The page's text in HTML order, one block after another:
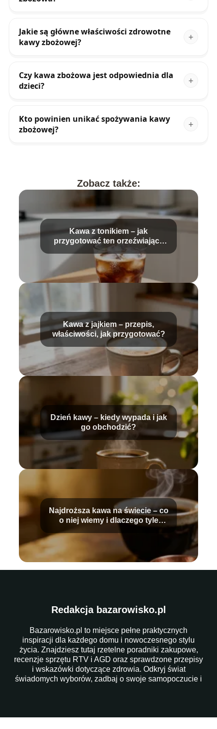
Jakie są główne właściwości zdrowotne
kawy zbożowej?
Czy kawa zbożowa jest odpowiednia dla
dzieci?
Kto powinien unikać spożywania kawy
zbożowej?
Zobacz także:
Kawa z tonikiem – jak
przygotować ten orzeźwiający
napój?
Kawa z jajkiem – przepis,
właściwości, jak przygotować?
Dzień kawy – kiedy wypada i jak
go obchodzić?
Najdroższa kawa na świecie – co
o niej wiemy i dlaczego tyle
Redakcja bazarowisko.pl
Bazarowisko.pl to miejsce pełne praktycznych
inspiracji dla każdego domu i nowoczesnego stylu
życia. Znajdziesz tutaj rzetelne poradniki zakupowe,
recenzje sprzętu RTV i AGD oraz sprawdzone przepisy
i wskazówki dotyczące zdrowia. Odkryj świat
świadomych wyborów, zadbaj o swoje samopoczucie i